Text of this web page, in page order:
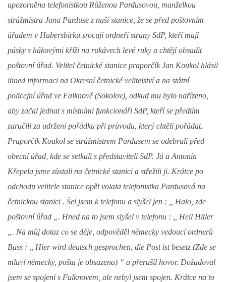
info@domdej.cz
Tento projekt je realizován za finanční podpory
města Domažlice.
upozorněna telefonistkou Růženou Pardusovou, manželkou
strážmistra Jana Parduse z naší stanice, že se před poštovním
úřadem v Habersbirku srocují ordneři strany SdP, kteří mají
pásky s hákovými kříži na rukávech levé ruky a chtějí obsadit
poštovní úřad. Velitel četnické stanice praporčík Jan Koukol hlásil
ihned informaci na Okresní četnické velitelství a na státní
policejní úřad ve Falknově (Sokolov), odkud mu bylo nařízeno,
aby začal jednat s místními funkcionáři SdP, kteří se předtím
zaručili za udržení pořádku při průvodu, který chtěli pořádat.
Praporčík Koukol se strážmistrem Pardusem se odebrali před
obecní úřad, kde se setkali s představiteli SdP. Já a Antonín
Křepela jsme zůstali na četnické stanici a střežili ji. Krátce po
odchodu velitele stanice opět volala telefonistka Pardusová na
četnickou stanici . Šel jsem k telefonu a slyšel jen : ,, Halo, zde
poštovní úřad „. Hned na to jsem slyšel v telefonu : ,, Heil Hitler
„. Na můj dotaz co se děje, odpověděl německy vedoucí ordnerů
Bass : ,, Hier wird deutsch gesprochen, die Post ist besetz (Zde se
mluví německy, pošta je obsazena) “ a přerušil hovor. Dožadoval
jsem se spojení s Falknovem, ale nebyl jsem spojen. Krátce na to